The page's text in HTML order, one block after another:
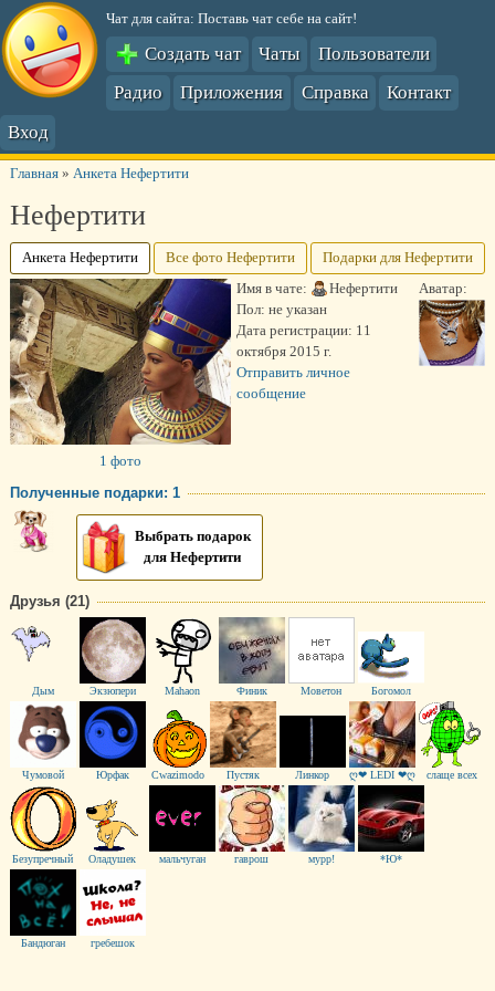
Чат для сайта: Поставь чат себе на сайт!
Создать чат Чаты
Пользователи
Радио
Приложения Справка
Контакт
Вход
Главная» Анкета Нефертити
Нефертити
Анкета Нефертити Все фото Нефертити
Подарки для Нефертити
Аватар:
1 фото
Имя в чате:
Нефертити
Пол: не указан
Дата регистрации: 11
октября 2015 г.
Отправить личное
сообщение
Полученные подарки: 1
Выбрать подарок
для Нефертити
Друзья (21)
Дым Экзюпери Mahaon Финик Моветон Богомол
Чумовой Юрфак Cwazimodo Пустяк Линкор ღ❤ LEDI ❤ღ слаще всех
Безупречный Oладушек мальчуган гаврош мурр! *Ю*
Бандюган гребешoк